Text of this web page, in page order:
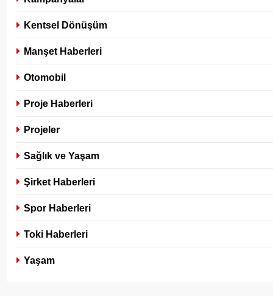
Kentsel Dönüşüm
Manşet Haberleri
Otomobil
Proje Haberleri
Projeler
Sağlık ve Yaşam
Şirket Haberleri
Spor Haberleri
Toki Haberleri
Yaşam